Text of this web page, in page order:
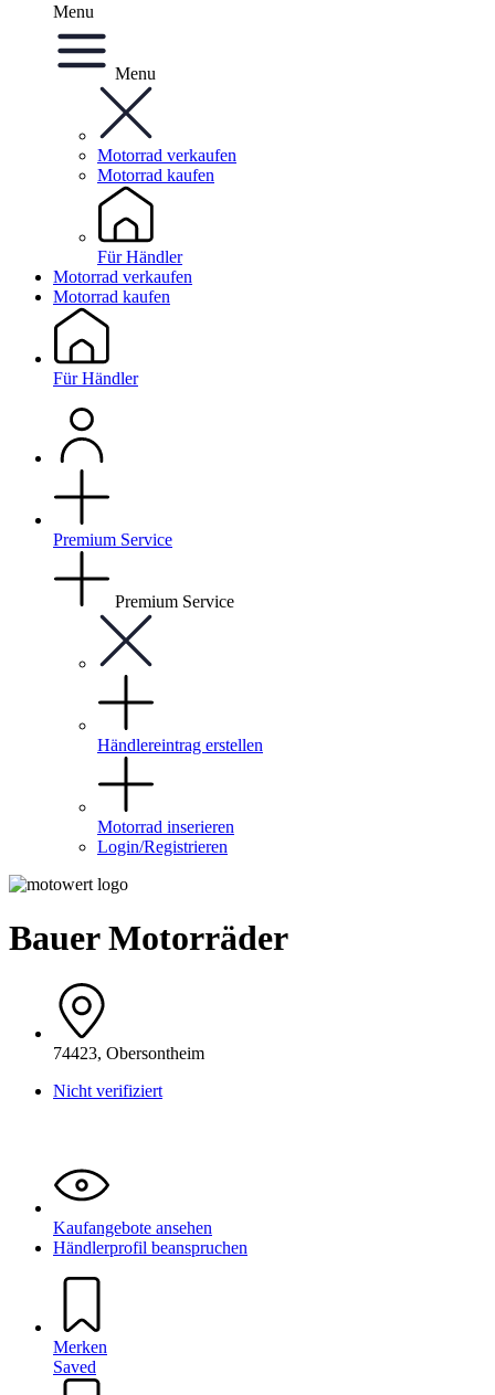
Menu
Menu
Motorrad verkaufen
Motorrad kaufen
Für Händler
Motorrad verkaufen
Motorrad kaufen
Für Händler
Premium Service
Premium Service
Händlereintrag erstellen
Motorrad inserieren
Login/Registrieren
Bauer Motorräder
74423, Obersontheim
Nicht verifiziert
Kaufangebote ansehen
Händlerprofil beanspruchen
Merken
Saved